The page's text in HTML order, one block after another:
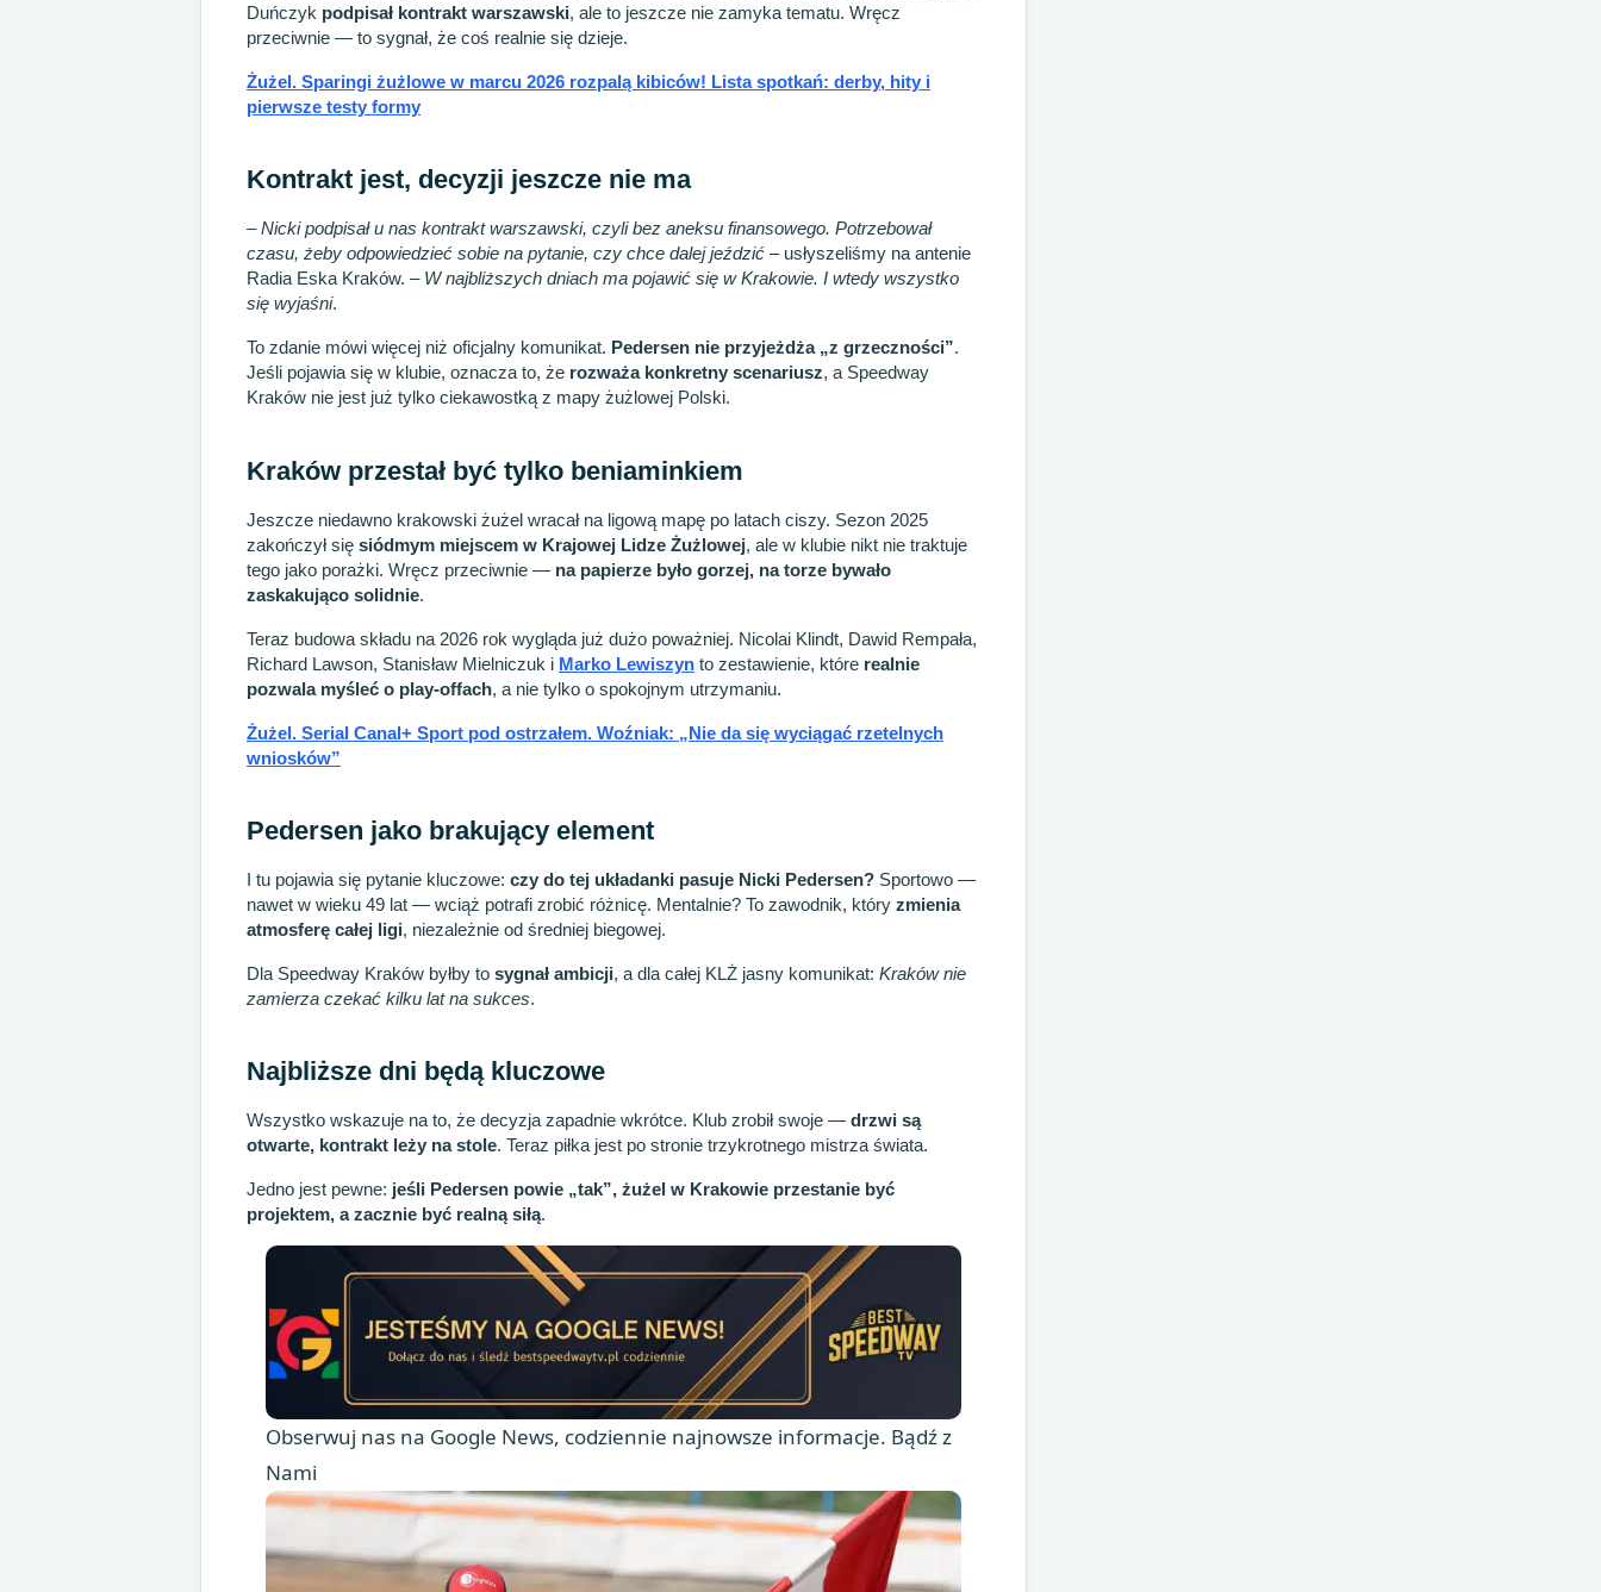
Duńczyk podpisał kontrakt warszawski, ale to jeszcze nie zamyka tematu. Wręcz
przeciwnie — to sygnał, że coś realnie się dzieje.
Żużel. Sparingi żużlowe w marcu 2026 rozpalą kibiców! Lista spotkań: derby, hity i
pierwsze testy formy
Kontrakt jest, decyzji jeszcze nie ma
–Nicki podpisał u nas kontrakt warszawski, czyli bez aneksu finansowego. Potrzebował
czasu, żeby odpowiedzieć sobie na pytanie, czy chce dalej jeździć – usłyszeliśmy na antenie
Radia Eska Kraków. – W najbliższych dniach ma pojawić się w Krakowie. I wtedy wszystko
się wyjaśni.
To zdanie mówi więcej niż oficjalny komunikat. Pedersen nie przyjeżdża „z grzeczności”.
Jeśli pojawia się w klubie, oznacza to, że rozważa konkretny scenariusz, a Speedway
Kraków nie jest już tylko ciekawostką z mapy żużlowej Polski.
Kraków przestał być tylko beniaminkiem
Jeszcze niedawno krakowski żużel wracał na ligową mapę po latach ciszy. Sezon 2025
zakończył się siódmym miejscem w Krajowej Lidze Żużlowej, ale w klubie nikt nie traktuje
tego jako porażki. Wręcz przeciwnie — na papierze było gorzej, na torze bywało
zaskakująco solidnie.
Teraz budowa składu na 2026 rok wygląda już dużo poważniej. Nicolai Klindt, Dawid Rempała,
Richard Lawson, Stanisław Mielniczuk i Marko Lewiszyn to zestawienie, które realnie
pozwala myśleć o play-offach, a nie tylko o spokojnym utrzymaniu.
Żużel. Serial Canal+ Sport pod ostrzałem. Woźniak: „Nie da się wyciągać rzetelnych
wniosków”
Pedersen jako brakujący element
I tu pojawia się pytanie kluczowe: czy do tej układanki pasuje Nicki Pedersen? Sportowo —
nawet w wieku 49 lat — wciąż potrafi zrobić różnicę. Mentalnie? To zawodnik, który zmienia
atmosferę całej ligi, niezależnie od średniej biegowej.
Dla Speedway Kraków byłby to sygnał ambicji, a dla całej KLŻ jasny komunikat: Kraków nie
zamierza czekać kilku lat na sukces.
Najbliższe dni będą kluczowe
Wszystko wskazuje na to, że decyzja zapadnie wkrótce. Klub zrobił swoje — drzwi są
otwarte, kontrakt leży na stole. Teraz piłka jest po stronie trzykrotnego mistrza świata.
Jedno jest pewne: jeśli Pedersen powie „tak”, żużel w Krakowie przestanie być
projektem, a zacznie być realną siłą.
Obserwuj nas na Google News, codziennie najnowsze informacje. Bądź z
Nami